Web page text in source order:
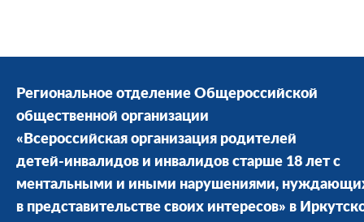
Региональное отделение Общероссийской
общественной организации
«Всероссийская организация родителей
детей-инвалидов и инвалидов старше 18 лет с
ментальными и иными нарушениями,
в представительстве своих интересов» в